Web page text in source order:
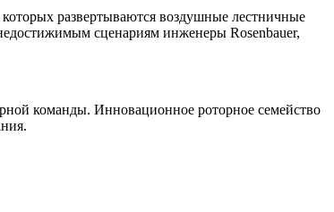
развертываются воздушные лестничные
сценариям инженеры Rosenbauer,
команды. Инновационное роторное семейство